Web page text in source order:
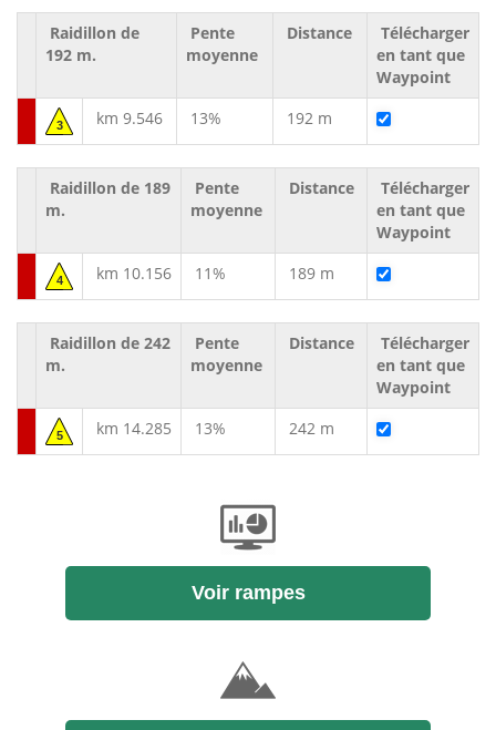
Raidillon de
192 m.
Pente
moyenne
Distance
Télécharger
en tant que
Waypoint
3 km 9.546 13% 192 m
Raidillon de 189
m.
Pente
moyenne
Distance
Télécharger
en tant que
Waypoint
4 km 10.156 11% 189 m
Raidillon de 242
m.
Pente
moyenne
Distance
Télécharger
en tant que
Waypoint
5 km 14.285 13% 242 m
Voir rampes